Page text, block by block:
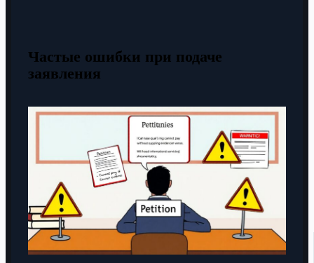
Частые ошибки при подаче
заявления